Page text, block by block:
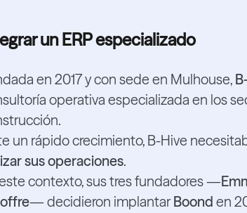
un ERP especializado
en 2017 y con sede en Mulhouse,
operativa especializada en los
un rápido crecimiento, B-Hive
sus operaciones.
contexto, sus tres fundadores —
— decidieron implantarBoond en